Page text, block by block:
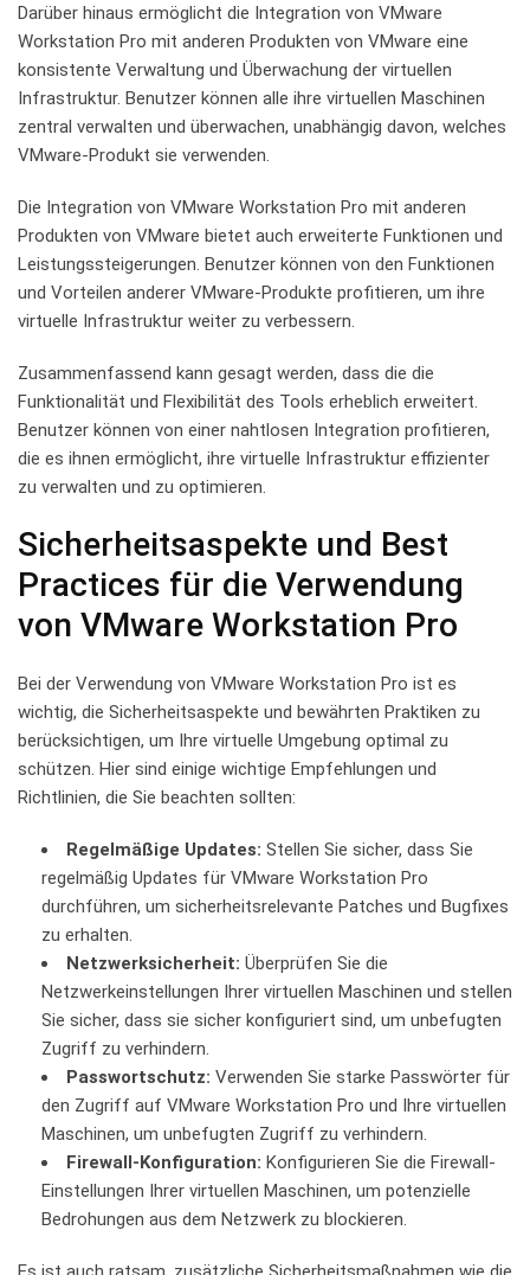
Darüber‌ hinaus ermöglicht die ⁣Integration ⁣von VMware
Workstation Pro mit anderen Produkten von VMware eine
konsistente Verwaltung und Überwachung der virtuellen
Infrastruktur. Benutzer können alle ​ihre virtuellen Maschinen
‍zentral ⁢verwalten ⁢und​ überwachen, unabhängig davon,​ welches
VMware-Produkt sie verwenden.
Die ​Integration von‍ VMware Workstation Pro mit anderen
Produkten ⁣von⁣ VMware bietet‌ auch erweiterte⁣ Funktionen ⁣und
Leistungssteigerungen. Benutzer können von ‍den Funktionen⁤
und Vorteilen anderer‌ VMware-Produkte profitieren, um ihre
virtuelle Infrastruktur weiter zu verbessern.
Zusammenfassend kann gesagt werden, ⁣dass ⁤die ⁢die
Funktionalität ‌und Flexibilität des Tools erheblich erweitert.
Benutzer können⁢ von einer nahtlosen Integration profitieren,
die es ihnen ermöglicht, ihre⁤ virtuelle Infrastruktur effizienter
zu verwalten und zu ​optimieren.
Sicherheitsaspekte und Best ​
Practices für die Verwendung
von VMware Workstation Pro
Bei der Verwendung von ​VMware ‍Workstation​ Pro ist es
wichtig, die​ Sicherheitsaspekte und bewährten Praktiken zu‌
berücksichtigen,‍ um Ihre virtuelle ⁢Umgebung ⁣optimal‍ zu
‌schützen. Hier​ sind ⁣einige wichtige⁤ Empfehlungen ‌und
Richtlinien, die Sie beachten sollten:
Regelmäßige ⁣Updates: Stellen Sie sicher, dass Sie ​
regelmäßig ‍Updates für VMware Workstation Pro
durchführen, um sicherheitsrelevante Patches‌ und Bugfixes
zu erhalten.
Netzwerksicherheit: Überprüfen Sie die
Netzwerkeinstellungen Ihrer ⁢virtuellen Maschinen​ und stellen
Sie sicher, dass sie sicher konfiguriert sind, ⁢um unbefugten
Zugriff zu verhindern.
Passwortschutz: Verwenden Sie starke Passwörter für
​den⁤ Zugriff auf VMware Workstation Pro⁣ und Ihre virtuellen
Maschinen, um unbefugten Zugriff zu verhindern.
Firewall-Konfiguration: Konfigurieren Sie⁢ die Firewall-
Einstellungen ​Ihrer virtuellen Maschinen, um potenzielle
Bedrohungen aus‍ dem Netzwerk⁤ zu blockieren.